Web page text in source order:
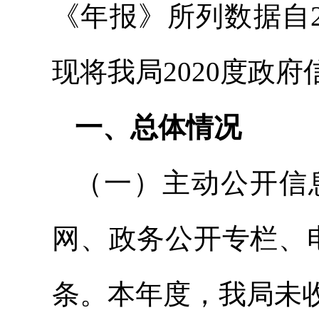
《年报》所列数据
现将我局2020度政府
一、总体情况
（一）主动公开
网、政务公开专栏
条。本年度，我局未